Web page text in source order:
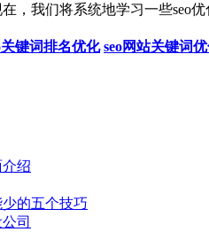
，我们将系统地学习一些seo优
关键词排名优化 seo网站关键词
绍
的五个技巧
司